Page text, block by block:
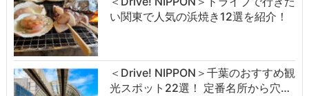
い関東で人気の浜焼き12選を紹介！
＜Drive! NIPPON＞千葉のおすすめ観
光スポット22選！ 定番名所から穴…